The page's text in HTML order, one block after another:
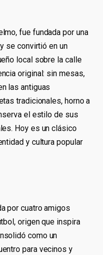
fue fundada por una
se convirtió en un
local sobre la calle
original: sin mesas,
las antiguas
tradicionales, horno a
el estilo de sus
Hoy es un clásico
y cultura popular
por cuatro amigos
origen que inspira
como un
para vecinos y